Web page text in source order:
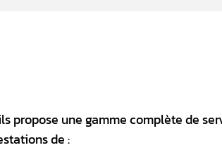
propose une gamme complète de
de :